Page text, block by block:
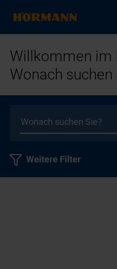
Willkommen im
Wonach suchen
Weitere Filter